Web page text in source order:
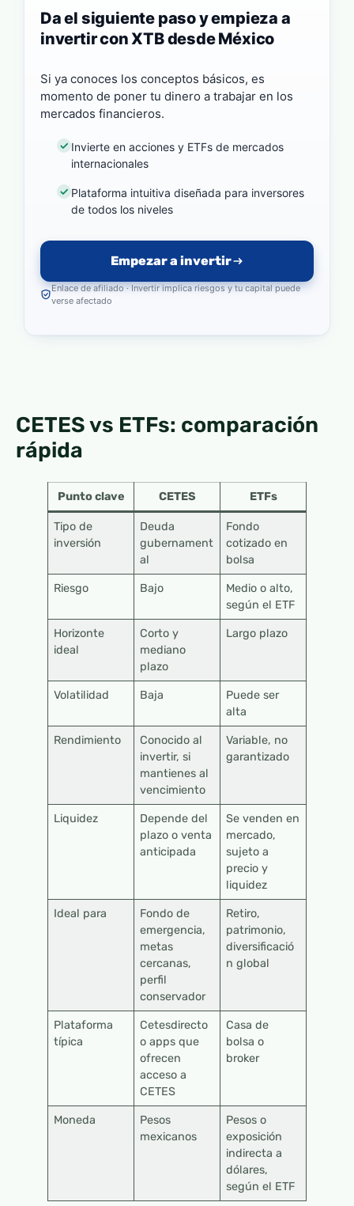
Da el siguiente paso y empieza a
invertir con XTB desde México
Si ya conoces los conceptos básicos, es
momento de poner tu dinero a trabajar en los
mercados financieros.
Invierte en acciones y ETFs de mercados
internacionales
Plataforma intuitiva diseñada para inversores
de todos los niveles
Empezar a invertir
Enlace de afiliado · Invertir implica riesgos y tu capital puede
verse afectado
CETES vs ETFs: comparación
rápida
Punto clave CETES ETFs
Tipo de
inversión
Deuda
gubernament
al
Fondo
cotizado en
bolsa
Riesgo Bajo
Medio o alto,
según el ETF
Horizonte
ideal
Corto y
mediano
plazo
Largo plazo
Volatilidad Baja
Puede ser
alta
Rendimiento
Conocido al
invertir, si
mantienes al
vencimiento
Variable, no
garantizado
Liquidez
Depende del
plazo o venta
anticipada
Se venden en
mercado,
sujeto a
precio y
liquidez
Ideal para
Fondo de
emergencia,
metas
cercanas,
perfil
conservador
Retiro,
patrimonio,
diversificació
n global
Plataforma
típica
Cetesdirecto
o apps que
ofrecen
acceso a
CETES
Casa de
bolsa o
broker
Moneda
Pesos
mexicanos
Pesos o
exposición
indirecta a
dólares,
según el ETF